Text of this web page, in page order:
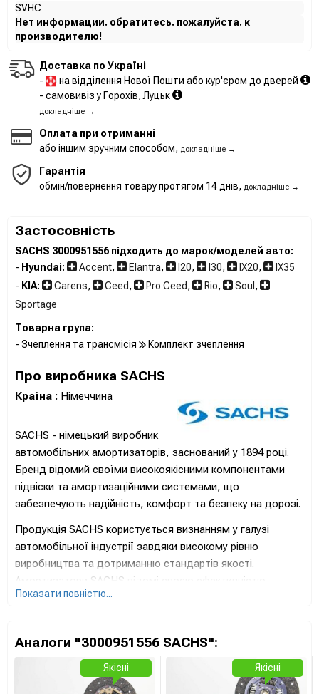
SVHC
Нет информации. обратитесь. пожалуйста. к
производителю!
Доставка по Україні
-
на відділення Нової Пошти або кур'єром до дверей
- самовивіз у Горохів, Луцьк
докладніше →
Оплата при отриманні
або іншим зручним способом, докладніше →
Гарантія
обмін/повернення товару протягом 14 днів, докладніше →
Застосовність
SACHS 3000951556 підходить до марок/моделей авто:
- Hyundai: Accent, Elantra, I20, I30, IX20,
IX35
- KIA: Carens, Ceed, Pro Ceed, Rio, Soul,
Sportage
Товарна група:
- Зчеплення та трансмісія
Комплект зчеплення
Про виробника SACHS
Країна : Німеччина
SACHS - німецький виробник
автомобільних амортизаторів, заснований у 1894 році.
Бренд відомий своїми високоякісними компонентами
підвіски та амортизаційними системами, що
забезпечують надійність, комфорт та безпеку на дорозі.
Продукція SACHS користується визнанням у галузі
автомобільної індустрії завдяки високому рівню
виробництва та дотриманню стандартів якості.
Амортизатори SACHS відомі своєю ефективністю,
стійкістю до навантажень та оптимальною роботою в
Бренд SACHS великим способом вкладає у дослідження
та розробку новітніх технологій для підвищення
продуктивності та забезпечення відмінних властивостей
Показати повністю...
Аналоги "3000951556 SACHS":
Якісні Якісні